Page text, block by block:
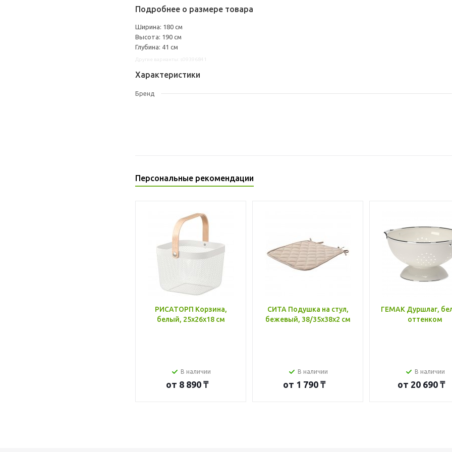
Подробнее о размере товара
Ширина: 180 см
Высота: 190 см
Глубина: 41 см
Характеристики
Бренд
Персональные рекомендации
РИСАТОРП Корзина,
белый, 25x26x18 см
В наличии
от 8 890 ₸
СИТА Подушка на стул,
бежевый, 38/35x38x2 см
В наличии
от 1 790 ₸
ГЕМАК Дуршлаг,
оттенком
В наличии
от 20 690 ₸